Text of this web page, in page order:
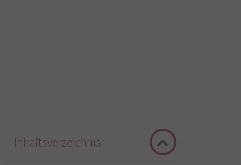
Inhaltsverzeichnis